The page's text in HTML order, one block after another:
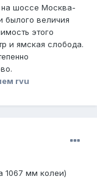
на шоссе Москва-
былого величия
этого
и ямская слобода.
rvu
1067 мм колеи)